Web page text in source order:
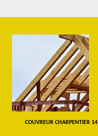
COUVREUR CHARPENTIER 14